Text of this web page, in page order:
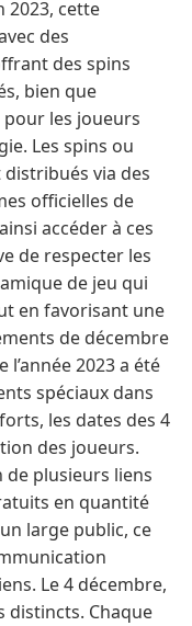
2023, cette
des
des spins
bien que
les joueurs
Les spins ou
via des
officielles de
accéder à ces
de respecter les
de jeu qui
en favorisant une
de décembre
2023 a été
spéciaux dans
les dates des 4
des joueurs.
de plusieurs liens
en quantité
large public, ce
Le 4 décembre,
distincts. Chaque